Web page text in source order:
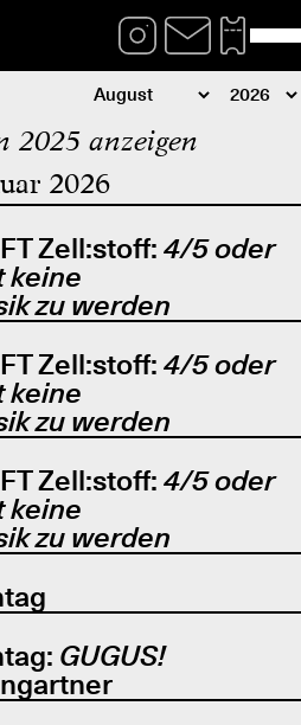
2025 anzeigen
2026
Zell:stoff: 4/5 oder
keine
zu werden
Zell:stoff: 4/5 oder
keine
zu werden
Zell:stoff: 4/5 oder
keine
zu werden
GUGUS!